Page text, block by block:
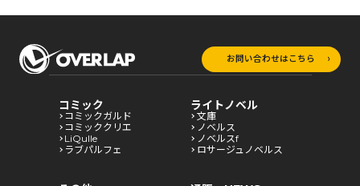
お問い合わせはこちら
コミック
コミックガルド
コミッククリエ
LiQulle
ラブパルフェ
ライトノベル
文庫
ノベルス
ノベルスf
ロサージュノベルス